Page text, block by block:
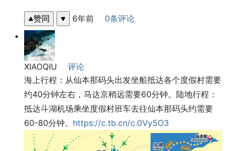
赞同 6年前 0条评论
XIAOQIU
评论
海上行程：从仙本那码头出发坐船抵达各个度假村需要
约40分钟左右，马达京稍远需要60分钟。陆地行程：
抵达斗湖机场乘坐度假村班车去往仙本那码头约需要
60-80分钟。 https://c.tb.cn/c.0Vy5O3